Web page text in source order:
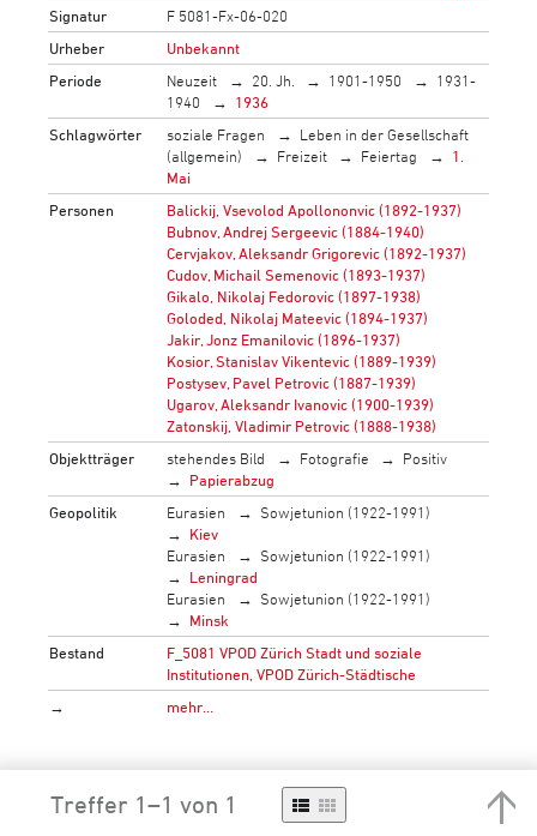
Signatur
F 5081-Fx-06-020
Urheber
Unbekannt
Periode
Neuzeit 20. Jh. 1901-1950
1931-
1940
1936
Schlagwörter
soziale Fragen
Leben in der Gesellschaft
(allgemein)
Freizeit Feiertag
1.
Mai
Personen
Balickij, Vsevolod Apollononvic (1892-1937)
Bubnov, Andrej Sergeevic (1884-1940)
Cervjakov, Aleksandr Grigorevic (1892-1937)
Cudov, Michail Semenovic (1893-1937)
Gikalo, Nikolaj Fedorovic (1897-1938)
Goloded, Nikolaj Mateevic (1894-1937)
Jakir, Jonz Emanilovic (1896-1937)
Kosior, Stanislav Vikentevic (1889-1939)
Postysev, Pavel Petrovic (1887-1939)
Ugarov, Aleksandr Ivanovic (1900-1939)
Zatonskij, Vladimir Petrovic (1888-1938)
Objektträger
stehendes Bild Fotografie
Positiv
Papierabzug
Geopolitik
Eurasien
Sowjetunion (1922-1991)
Kiev
Eurasien
Sowjetunion (1922-1991)
Leningrad
Eurasien
Sowjetunion (1922-1991)
Minsk
Bestand
F_5081 VPOD Zürich Stadt und soziale
Institutionen, VPOD Zürich-Städtische
→
mehr…
Treffer 1–1 von 1